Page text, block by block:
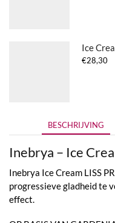
Ice
€28,30
BESCHRIJVING
Inebrya – Ice
Inebrya Ice Cream LISS
progressieve gladheid te
effect.